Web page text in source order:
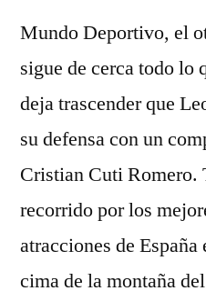
Mundo Deportivo, el
sigue de cerca todo lo
deja trascender que
su defensa con un
Cristian Cuti Romero.
recorrido por los
atracciones de
cima de la montaña